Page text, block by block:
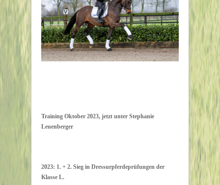
Training Oktober 2023, jetzt unter Stephanie
Leuenberger
2023: 1. + 2. Sieg in Dressurpferdeprüfungen der
Klasse L.